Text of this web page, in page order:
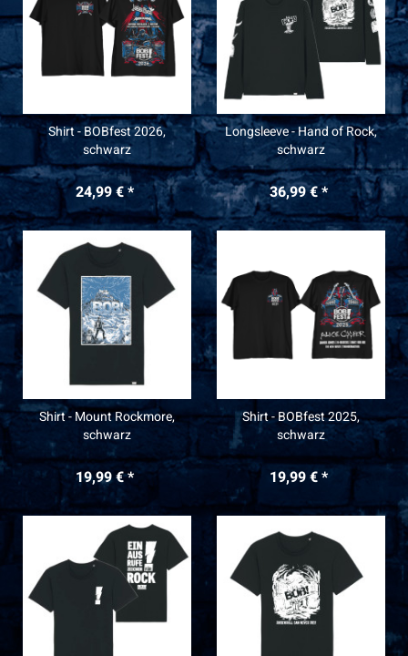
Shirt - BOBfest 2026,
schwarz
24,99 € *
Longsleeve - Hand of Rock,
schwarz
36,99 € *
Shirt - Mount Rockmore,
schwarz
19,99 € *
Shirt - BOBfest 2025,
schwarz
19,99 € *